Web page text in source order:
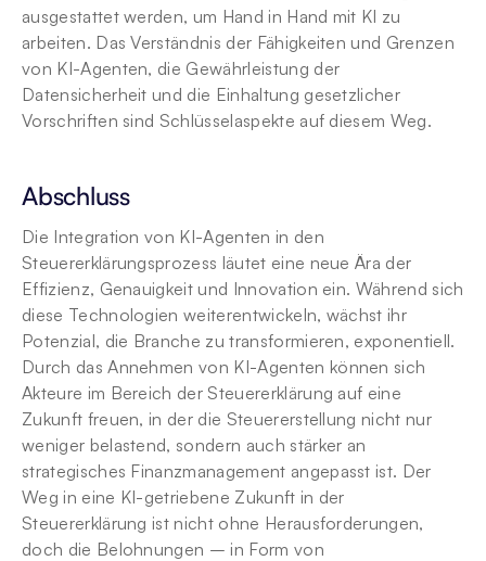
ausgestattet werden, um Hand in Hand mit KI zu
arbeiten. Das Verständnis der Fähigkeiten und Grenzen
von KI-Agenten, die Gewährleistung der
Datensicherheit und die Einhaltung gesetzlicher
Vorschriften sind Schlüsselaspekte auf diesem Weg.
Abschluss
Die Integration von KI-Agenten in den
Steuererklärungsprozess läutet eine neue Ära der
Effizienz, Genauigkeit und Innovation ein. Während sich
diese Technologien weiterentwickeln, wächst ihr
Potenzial, die Branche zu transformieren, exponentiell.
Durch das Annehmen von KI-Agenten können sich
Akteure im Bereich der Steuererklärung auf eine
Zukunft freuen, in der die Steuererstellung nicht nur
weniger belastend, sondern auch stärker an
strategisches Finanzmanagement angepasst ist. Der
Weg in eine KI-getriebene Zukunft in der
Steuererklärung ist nicht ohne Herausforderungen,
doch die Belohnungen – in Form von